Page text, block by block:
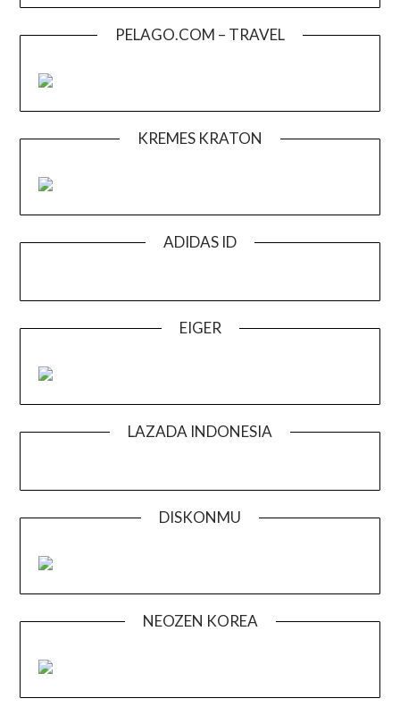
PELAGO.COM – TRAVEL
KREMES KRATON
ADIDAS ID
EIGER
LAZADA INDONESIA
DISKONMU
NEOZEN KOREA